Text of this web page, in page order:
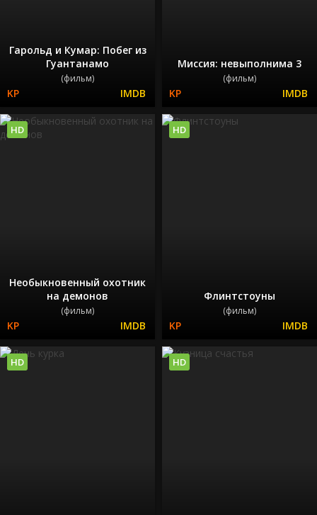
Гарольд и Кумар: Побег из
Гуантанамо
(фильм)
Миссия: невыполнима 3
(фильм)
Необыкновенный охотник
на демонов
(фильм)
HD
Флинтстоуны
(фильм)
HD
HD HD